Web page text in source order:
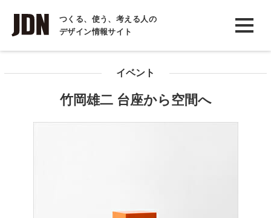
つくる、使う、考える人の
デザイン情報サイト
INTERVIEW
インタビュー
イベント
竹岡雄二 台座から空間へ